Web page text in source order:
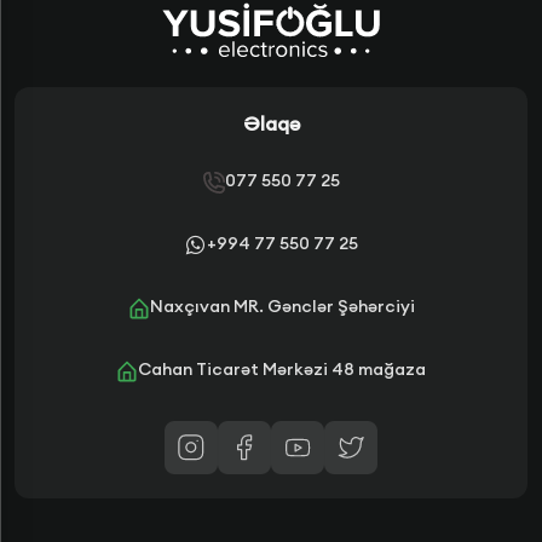
Əlaqə
077 550 77 25
+994 77 550 77 25
Naxçıvan MR. Gənclər Şəhərciyi
Cahan Ticarət Mərkəzi 48 mağaza